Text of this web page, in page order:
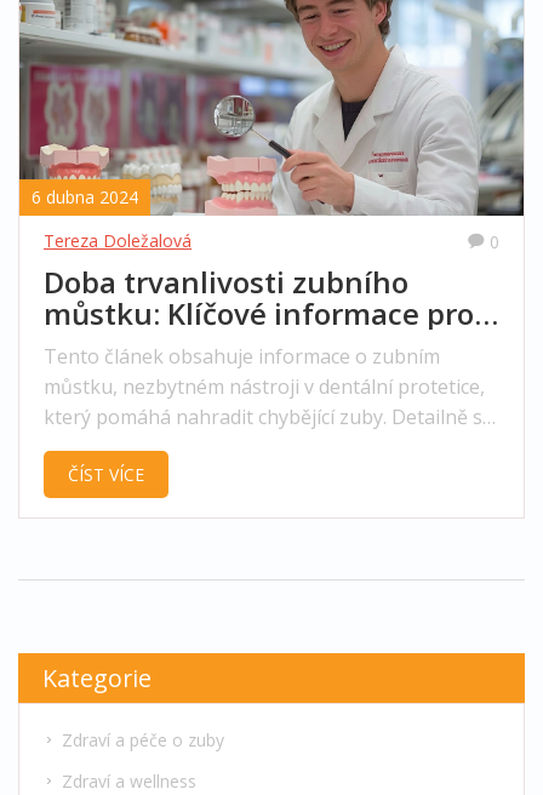
6 dubna 2024
Tereza Doležalová
0
Doba trvanlivosti zubního
můstku: Klíčové informace pro
dlouhodobou péči
Tento článek obsahuje informace o zubním
můstku, nezbytném nástroji v dentální protetice,
který pomáhá nahradit chybějící zuby. Detailně se
zaměřuje na odolnost a dobu trvanlivosti těchto
protetických prvků, faktory, které ji ovlivňují, a
ČÍST VÍCE
Kategorie
Zdraví a péče o zuby
Zdraví a wellness